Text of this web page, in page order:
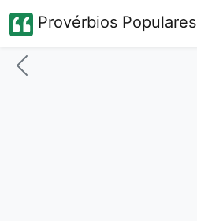
Provérbios Populares